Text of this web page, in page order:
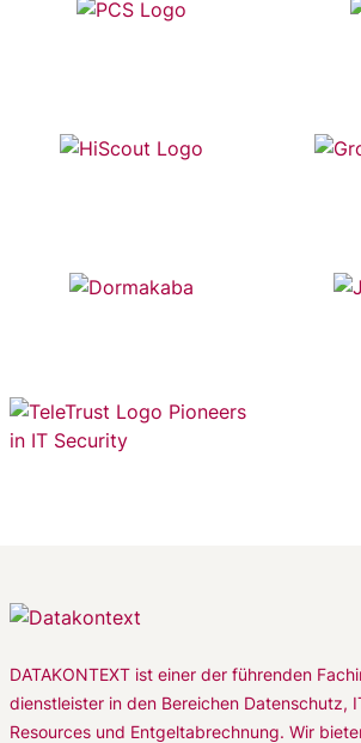
DATAKONTEXT ist einer der führenden
dienstleister in den Bereichen Datenschutz,
Resources und Entgeltabrechnung. Wir